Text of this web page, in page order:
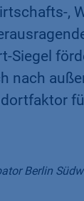
,
Siegel
nach
Berlin